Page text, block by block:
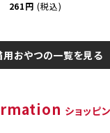
261円 (税込)
用おやつの一覧を見る
ショッピ